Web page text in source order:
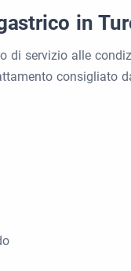
in
di servizio alle
consigliato